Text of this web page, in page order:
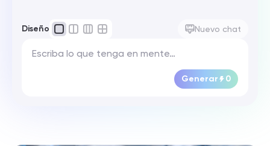
Diseño Nuevo chat
Generar 0